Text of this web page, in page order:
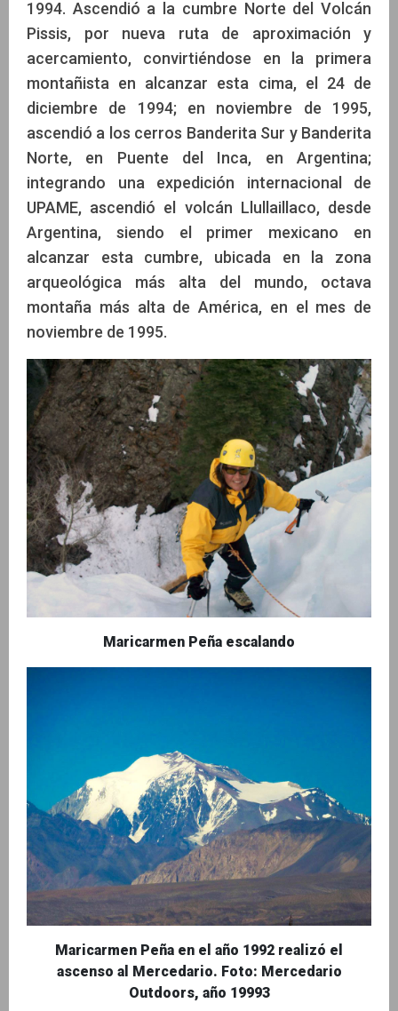
1994. Ascendió a la cumbre Norte del Volcán
Pissis, por nueva ruta de aproximación y
acercamiento, convirtiéndose en la primera
montañista en alcanzar esta cima, el 24 de
diciembre de 1994; en noviembre de 1995,
ascendió a los cerros Banderita Sur y Banderita
Norte, en Puente del Inca, en Argentina;
integrando una expedición internacional de
UPAME, ascendió el volcán Llullaillaco, desde
Argentina, siendo el primer mexicano en
alcanzar esta cumbre, ubicada en la zona
arqueológica más alta del mundo, octava
montaña más alta de América, en el mes de
noviembre de 1995.
Maricarmen Peña escalando
Maricarmen Peña en el año 1992 realizó el
ascenso al Mercedario. Foto: Mercedario
Outdoors, año 19993